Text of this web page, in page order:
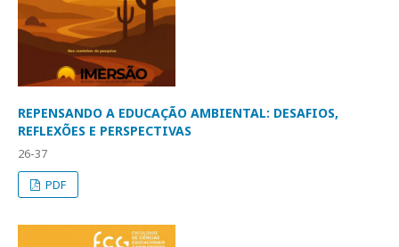
REPENSANDO A EDUCAÇÃO AMBIENTAL: DESAFIOS,
REFLEXÕES E PERSPECTIVAS
26-37
PDF